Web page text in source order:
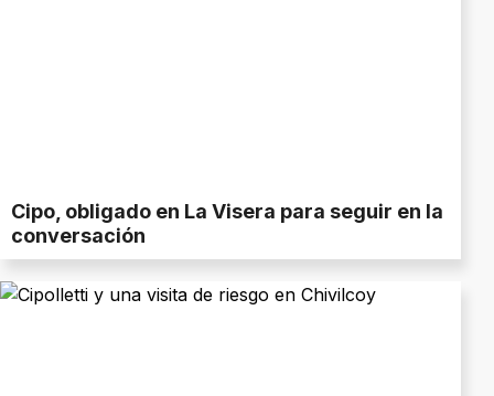
Cipo, obligado en La Visera para seguir en la
conversación